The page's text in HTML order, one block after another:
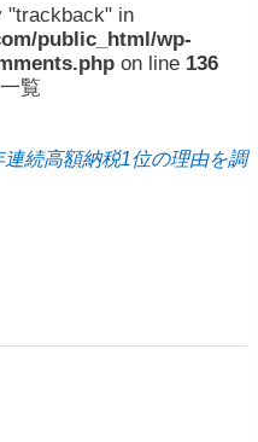
"trackback" in
public_html/wp-
on line 136
覧
連続高額納税1位の理由を調